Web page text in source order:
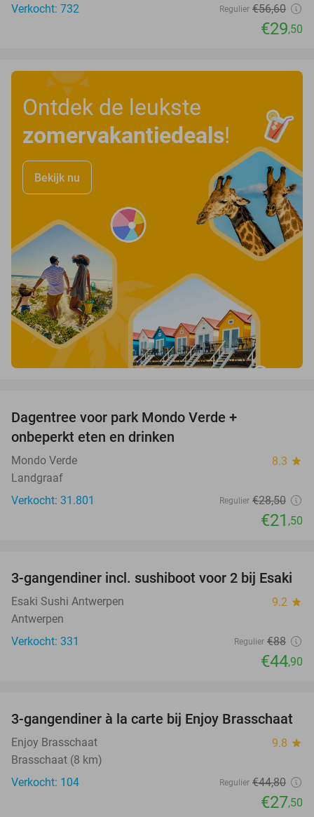
Verkocht: 732
Regulier €56,60
€29,50
Ontdek de leukste
zomervakantiedeals!
Bekijk nu
Dagentree voor park Mondo Verde +
onbeperkt eten en drinken
Mondo Verde 8.3 star
Landgraaf
Verkocht: 31.801
Regulier €28,50
€21 ,50
49%
3-gangendiner incl. sushiboot voor 2 bij Esaki
Esaki Sushi Antwerpen 9.2 star
Antwerpen
Verkocht: 331
Regulier €88
€44,90
39%
3-gangendiner à la carte bij Enjoy Brasschaat
Enjoy Brasschaat 9.8 star
Brasschaat (8 km)
Verkocht: 104
Regulier €44,80
€27,50